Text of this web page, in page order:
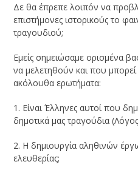
Δε θα έπρεπε λοιπόν να
επιστήμονες ιστορικούς το
τραγουδιού;
Εμείς σημειώσαμε ορισμένα
να μελετηθούν και που
ακόλουθα ερωτήματα:
1. Είναι Έλληνες αυτοί που
δημοτικά μας τραγούδια
2. Η δημιουργία αληθινών
ελευθερίας;